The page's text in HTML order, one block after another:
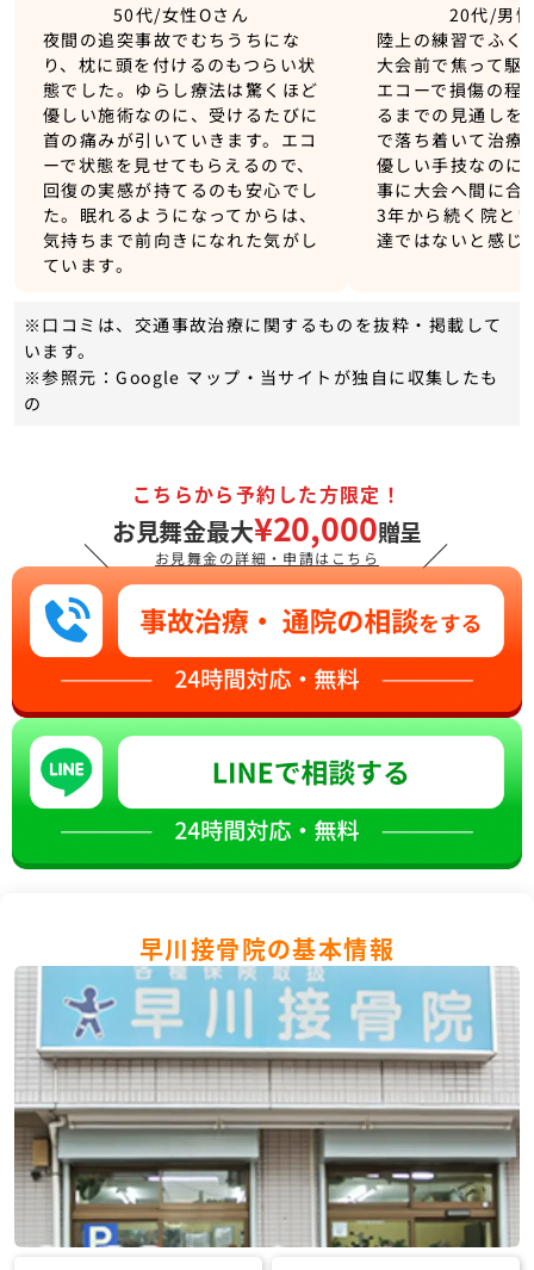
50代/女性Oさん
夜間の追突事故でむちうちにな
り、枕に頭を付けるのもつらい状
態でした。ゆらし療法は驚くほど
優しい施術なのに、受けるたびに
首の痛みが引いていきます。エコ
ーで状態を見せてもらえるので、
回復の実感が持てるのも安心でし
た。眠れるようになってからは、
気持ちまで前向きになれた気がし
ています。
20代/男性
陸上の練習でふく
大会前で焦って駆
エコーで損傷の程
るまでの見通しを
で落ち着いて治療
優しい手技なのに
事に大会へ間に合
3年から続く院と
達ではないと感じ
※口コミは、交通事故治療に関するものを抜粋・掲載して
います。
※参照元：Google マップ・当サイトが独自に収集したも
の
＼
こちらから予約した方限定！
お見舞金最大¥20,000贈呈
お見舞金の詳細・申請はこちら ／
早川接骨院の基本情報